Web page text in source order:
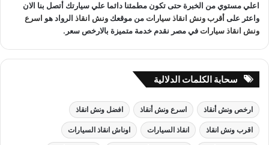
اعلي مستوي من الخبرة حتى تكون مطمئنا دائما علي سيارتك أتصل بنا الان
واعثر علىأقرب ونش انقاذ سياراتمن موقعك ونش انقاذ الرواد هو اسرع
ونش انقاذ سياراتفي مصر نقدم خدمة متميزة بالارخص سعر.
سحابة الكلمات الدلالية
ارخص ونش أنقاذ اسرع ونش أنقاذ افضل ونش انقاذ
اقرب ونش انقاذ انقاذ السيارات اوناش انقاذ السيارات